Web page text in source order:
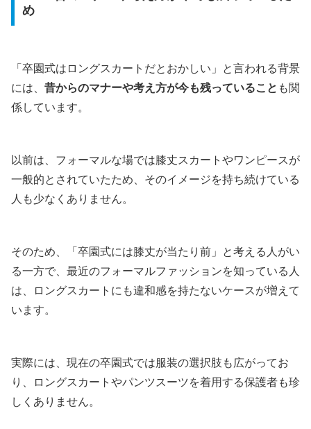
め
「卒園式はロングスカートだとおかしい」と言われる背景
には、 昔からのマナーや考え方が今も残っていること も関
係しています。
以前は、フォーマルな場では膝丈スカートやワンピースが
一般的とされていたため、そのイメージを持ち続けている
人も少なくありません。
そのため、「卒園式には膝丈が当たり前」と考える人がい
る一方で、最近のフォーマルファッションを知っている人
は、ロングスカートにも違和感を持たないケースが増えて
います。
実際には、現在の卒園式では服装の選択肢も広がってお
り、ロングスカートやパンツスーツを着用する保護者も珍
しくありません。